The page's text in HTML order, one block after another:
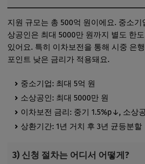
지원 규모는 총 500억 원이에요. 중소기
상공인은 최대 5000만 원까지 별도 한
있어요. 특히 이차보전을 통해 시중 은
포인트 낮은 금리가 적용돼요.
중소기업: 최대 5억 원
소상공인: 최대 5000만 원
이차보전 금리: 중기 1.5%p↓, 소상
상환기간: 1년 거치 후 3년 균등분할
3) 신청 절차는 어디서 어떻게?